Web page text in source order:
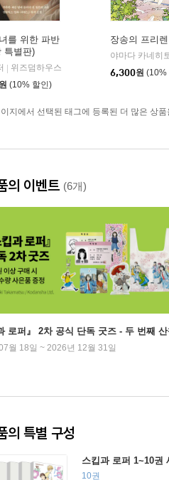
를 위한 파반
특별판)
위즈덤하우스
원 (10% 할인)
장송의 프리
6,300원 (10%
지에서 선택된 태그에 등록된 더 많은 상
의 이벤트 (6개)
로퍼』 2차 공식 단독 굿즈 - 두 번째 산
월 18일 ~ 2026년 12월 31일
의 특별 구성
스킵과 로퍼 1~10권
10권